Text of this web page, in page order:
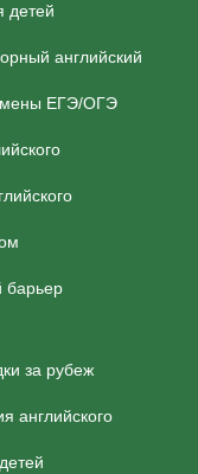
детей
английский
ЕГЭ/ОГЭ
барьер
за рубеж
английского